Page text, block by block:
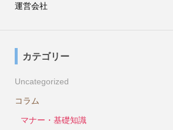
運営会社
カテゴリー
Uncategorized
コラム
マナー・基礎知識